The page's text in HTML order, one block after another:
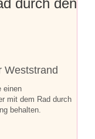
durch den
Weststrand
einen
mit dem Rad durch
behalten.